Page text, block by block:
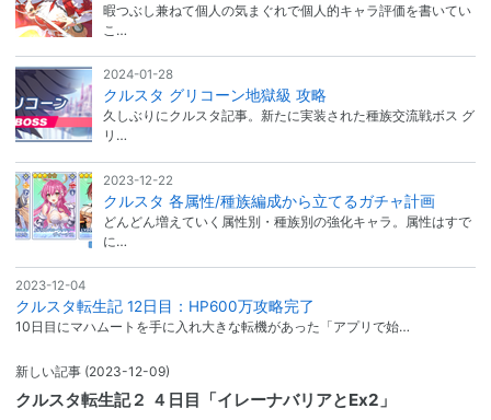
暇つぶし兼ねて個人の気まぐれで個人的キャラ評価を書いてい
こ…
2024-01-28
クルスタ グリコーン地獄級 攻略
久しぶりにクルスタ記事。新たに実装された種族交流戦ボス グ
リ…
2023-12-22
クルスタ 各属性/種族編成から立てるガチャ計画
どんどん増えていく属性別・種族別の強化キャラ。属性はすで
に…
2023-12-04
クルスタ転生記 12日目：HP600万攻略完了
10日目にマハムートを手に入れ大きな転機があった「アプリで始…
新しい記事 (2023-12-09)
クルスタ転生記２ ４日目「イレーナバリアとEx2」